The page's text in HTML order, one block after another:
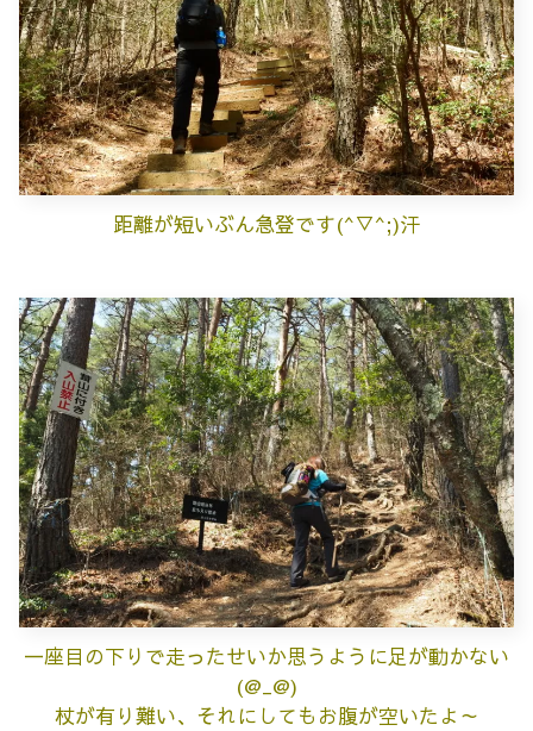
距離が短いぶん急登です(^▽^;)汗
一座目の下りで走ったせいか思うように足が動かない
(@_@)
杖が有り難い、それにしてもお腹が空いたよ～